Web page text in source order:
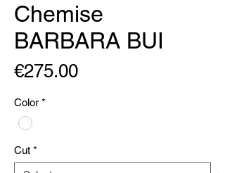
Chemise
BARBARA BUI
€275.00Price
Color *
Cut *